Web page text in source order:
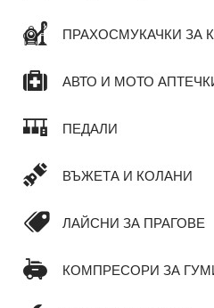
ПРАХОСМУКАЧКИ ЗА
АВТО И МОТО
ПЕДАЛИ
ВЪЖЕТА И КОЛАНИ
ЛАЙСНИ ЗА ПРАГОВЕ
КОМПРЕСОРИ ЗА